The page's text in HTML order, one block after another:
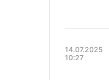
14.07.2025
10:27